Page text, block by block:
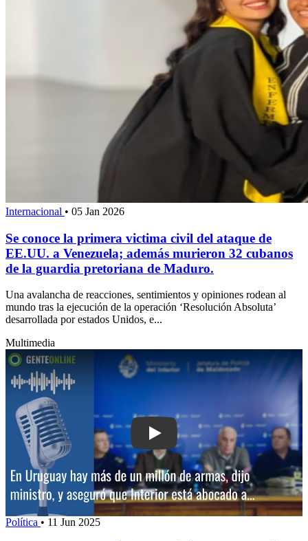
Internacional • 05 Jan 2026
Se conoce la primera victima civil del ataque de
EE.UU. a Venezuela; además murieron 32 cubanos
de la guardia pretoriana de Maduro.
Una avalancha de reacciones, sentimientos y opiniones rodean al
mundo tras la ejecución de la operación ‘Resolución Absoluta’
desarrollada por estados Unidos, e...
Multimedia
Play: En Uruguay hay más de un
Política • 11 Jun 2025